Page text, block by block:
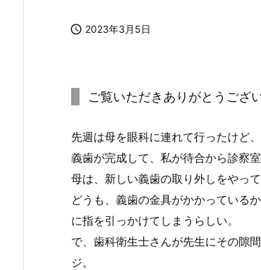
 2023年3月5日
ご覧いただきありがとうござ
先週は母を眼科に連れて行ったけど
義歯が完成して、私が待合から診察
母は、新しい義歯の取り外しをやっ
どうも、義歯の金具がかかっている
に指を引っかけてしまうらしい。
で、歯科衛生士さんが先生にその隙
ジ。